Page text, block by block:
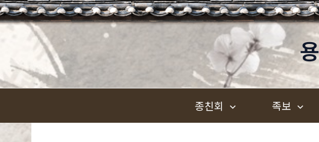
콘
텐
건
종친회 족보